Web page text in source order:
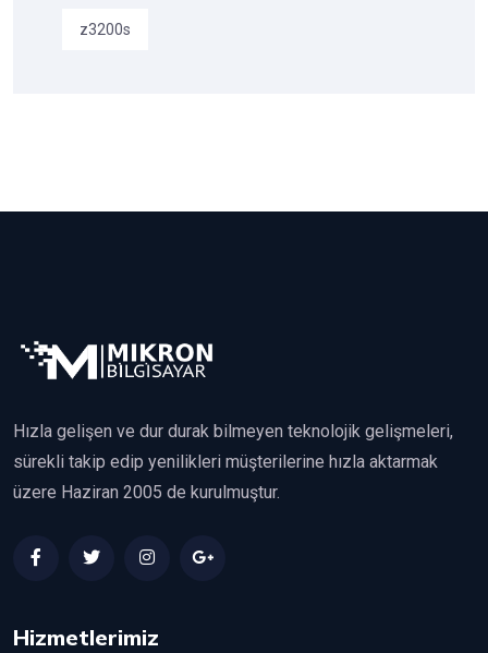
z3200s
Hızla gelişen ve dur durak bilmeyen teknolojik gelişmeleri,
sürekli takip edip yenilikleri müşterilerine hızla aktarmak
üzere Haziran 2005 de kurulmuştur.
Hizmetlerimiz